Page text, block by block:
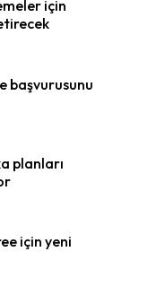
için
başvurusunu
planları
için yeni